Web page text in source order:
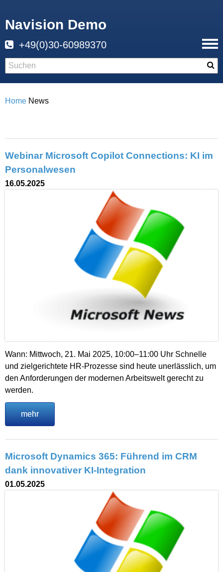
Navision Demo
+49(0)30-60989370
Home News
Webinar Microsoft Copilot Connections: KI im
Personalwesen
16.05.2025
Wann: Mittwoch, 21. Mai 2025, 10:00–11:00 Uhr Schnelle
und zielgerichtete HR-Prozesse sind heute unerlässlich, um
den Anforderungen der modernen Arbeitswelt gerecht zu
werden.
mehr
Microsoft Dynamics 365: Führend im CRM
dank innovativer KI-Integration
01.05.2025